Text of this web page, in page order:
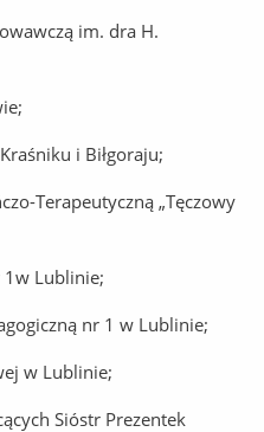
im. dra H.
i Biłgoraju;
Terapeutyczną „Tęczowy
1w Lublinie;
nr 1 w Lublinie;
w Lublinie;
Sióstr Prezentek